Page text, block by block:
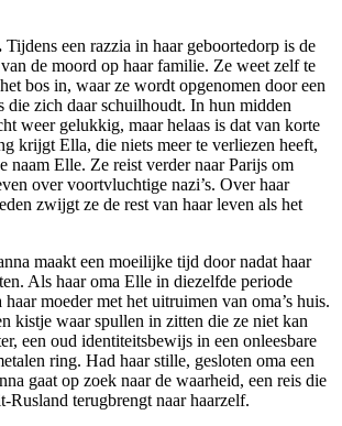
Tijdens een razzia in haar geboortedorp is de
de moord op haar familie. Ze weet zelf te
bos in, waar ze wordt opgenomen door een
die zich daar schuilhoudt. In hun midden
weer gelukkig, maar helaas is dat van korte
krijgt Ella, die niets meer te verliezen heeft,
naam Elle. Ze reist verder naar Parijs om
over voortvluchtige nazi’s. Over haar
zwijgt ze de rest van haar leven als het
maakt een moeilijke tijd door nadat haar
Als haar oma Elle in diezelfde periode
moeder met het uitruimen van oma’s huis.
kistje waar spullen in zitten die ze niet kan
een oud identiteitsbewijs in een onleesbare
ring. Had haar stille, gesloten oma een
gaat op zoek naar de waarheid, een reis die
Rusland terugbrengt naar haarzelf.